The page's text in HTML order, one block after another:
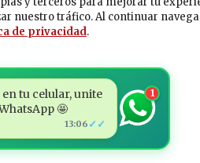
tu celular, unite
🤩
13:06 ✓✓
1